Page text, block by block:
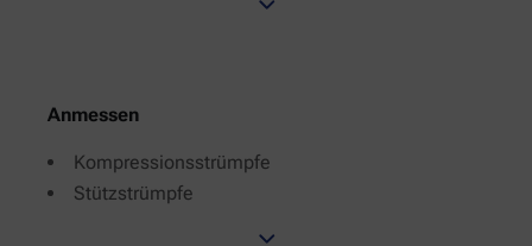
Anmessen
Kompressionsstrümpfe
Stützstrümpfe